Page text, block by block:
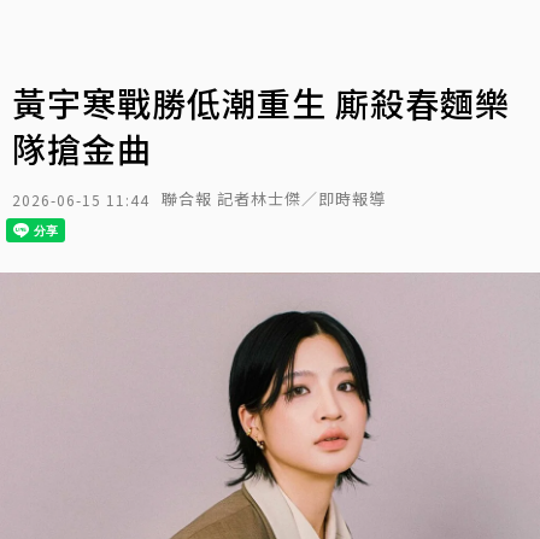
黃宇寒戰勝低潮重生 廝殺春麵樂
隊搶金曲
2026-06-15 11:44 聯合報 記者林士傑／即時報導